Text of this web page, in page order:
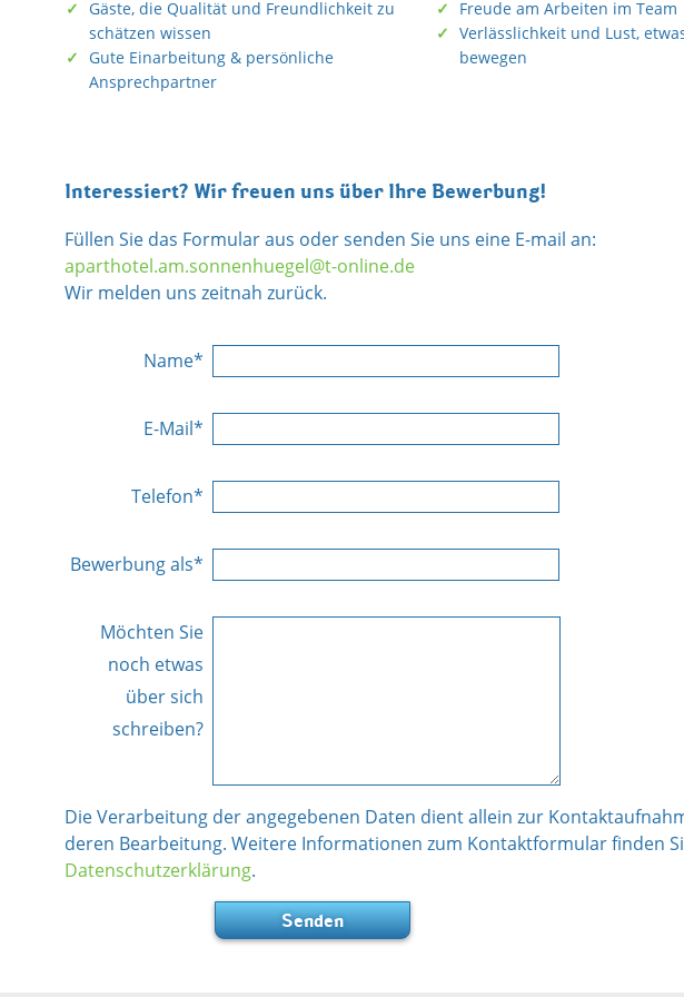
Gäste, die Qualität und Freundlichkeit zu
schätzen wissen
Gute Einarbeitung & persönliche
Ansprechpartner
Freude am Arbeiten im Team
Verlässlichkeit und Lust,
bewegen
Interessiert? Wir freuen uns über Ihre Bewerbung!
Füllen Sie das Formular aus oder senden Sie uns eine E-mail an:
aparthotel.am.sonnenhuegel@t-online.de
Wir melden uns zeitnah zurück.
Name*
E-Mail*
Telefon*
Bewerbung als*
Möchten Sie
noch etwas
über sich
schreiben?
Die Verarbeitung der angegebenen Daten dient allein zur
deren Bearbeitung. Weitere Informationen zum Kontaktformular finden
Datenschutzerklärung.